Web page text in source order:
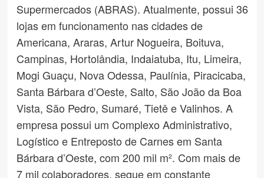
Supermercados (ABRAS). Atualmente, possui 36
lojas em funcionamento nas cidades de
Americana, Araras, Artur Nogueira, Boituva,
Campinas, Hortolândia, Indaiatuba, Itu, Limeira,
Mogi Guaçu, Nova Odessa, Paulínia, Piracicaba,
Santa Bárbara d’Oeste, Salto, São João da Boa
Vista, São Pedro, Sumaré, Tietê e Valinhos. A
empresa possui um Complexo Administrativo,
Logístico e Entreposto de Carnes em Santa
Bárbara d’Oeste, com 200 mil m². Com mais de
7 mil colaboradores, segue em constante